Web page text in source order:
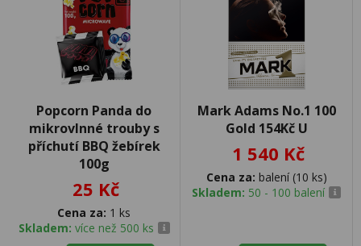
Popcorn Panda do
mikrovlnné trouby s
příchutí BBQ žebírek
100g
25 Kč
Cena za: 1 ks
Skladem: více než 500 ks
Mark Adams No.1 100
Gold 154Kč U
1 540 Kč
Cena za: balení (10 ks)
Skladem: 50 - 100 balení